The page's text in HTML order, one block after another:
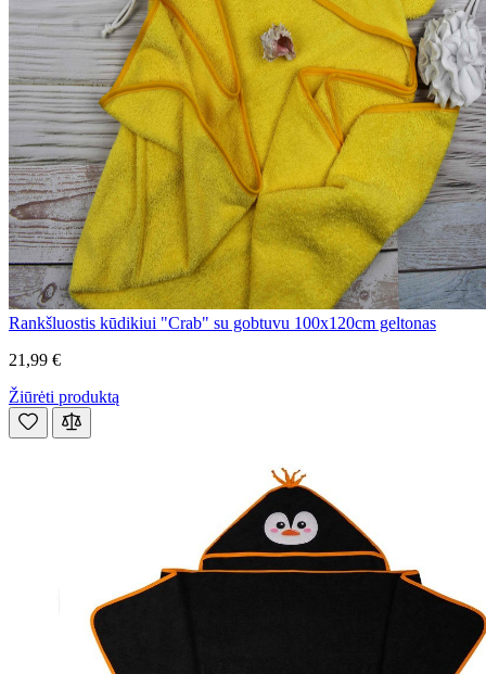
Rankšluostis kūdikiui "Crab" su gobtuvu 100x120cm geltonas
21,99 €
Žiūrėti produktą